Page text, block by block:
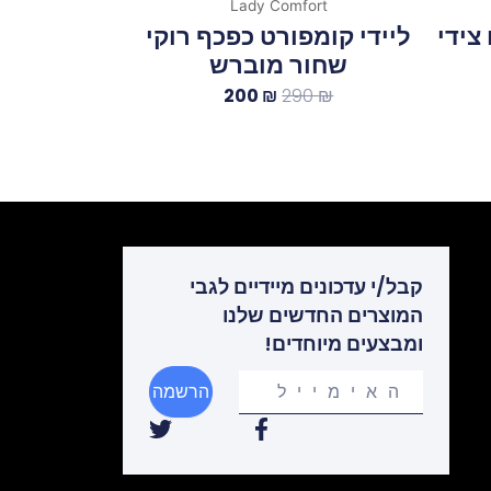
Lady Comfort
ליידי קומפורט כפכף רוקי
שחור מוברש
290₪
200 ₪
קבל/י עדכונים מיידיים לגבי
המוצרים החדשים שלנו
ומבצעים מיוחדים!
email
הרשמה
F
c
T
i